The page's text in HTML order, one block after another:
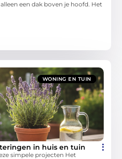
een dak boven je hoofd. Het
WONING EN TUIN
in huis en tuin
simpele projecten Het